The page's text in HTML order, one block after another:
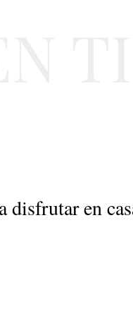
disfrutar en